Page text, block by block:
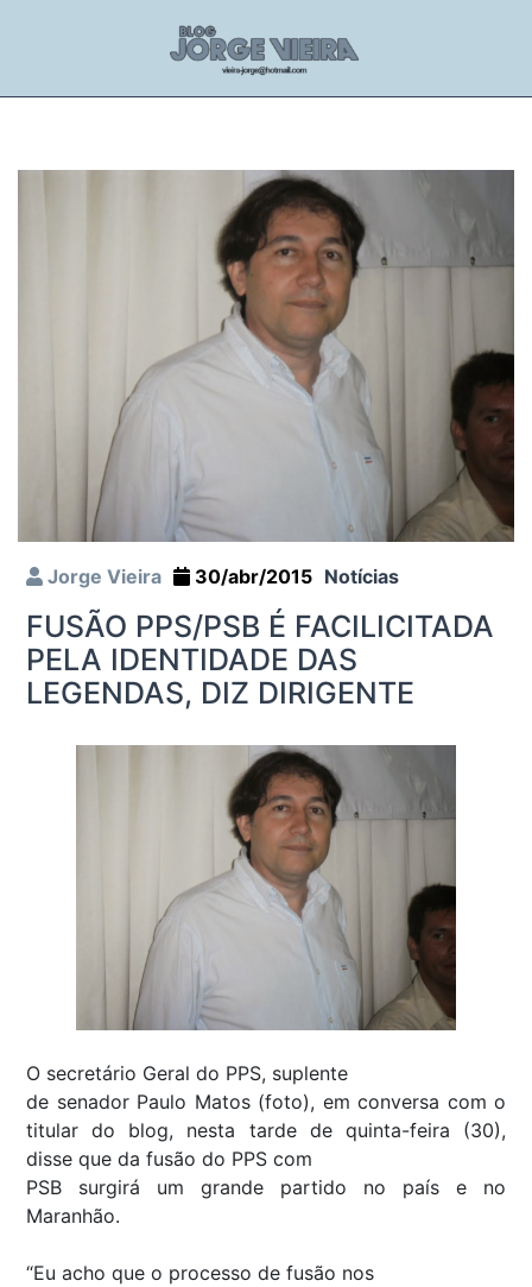
Jorge Vieira 30/abr/2015 Notícias
FUSÃO PPS/PSB É FACILICITADA
PELA IDENTIDADE DAS
LEGENDAS, DIZ DIRIGENTE
O secretário Geral do PPS, suplente
de senador Paulo Matos (foto), em conversa com o
titular do blog, nesta tarde de quinta-feira (30),
disse que da fusão do PPS com
PSB surgirá um grande partido no país e no
Maranhão.
“Eu acho que o processo de fusão nos